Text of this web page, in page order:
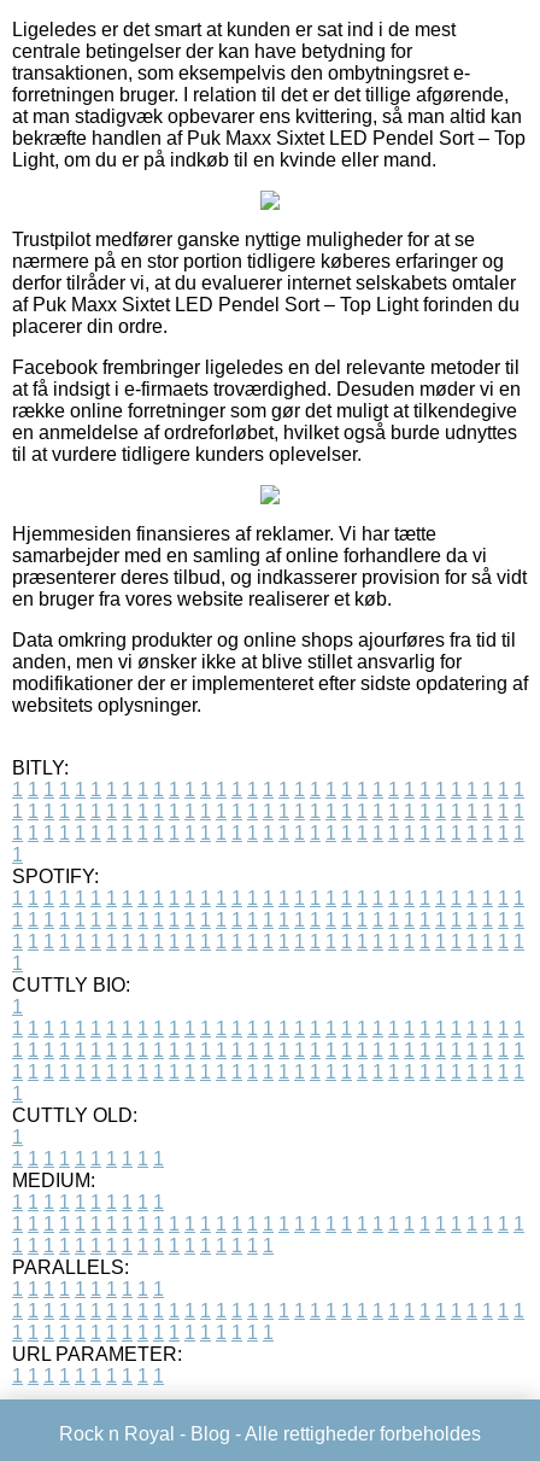
Ligeledes er det smart at kunden er sat ind i de mest
centrale betingelser der kan have betydning for
transaktionen, som eksempelvis den ombytningsret e-
forretningen bruger. I relation til det er det tillige afgørende,
at man stadigvæk opbevarer ens kvittering, så man altid kan
bekræfte handlen af Puk Maxx Sixtet LED Pendel Sort – Top
Light, om du er på indkøb til en kvinde eller mand.
Trustpilot medfører ganske nyttige muligheder for at se
nærmere på en stor portion tidligere køberes erfaringer og
derfor tilråder vi, at du evaluerer internet selskabets omtaler
af Puk Maxx Sixtet LED Pendel Sort – Top Light forinden du
placerer din ordre.
Facebook frembringer ligeledes en del relevante metoder til
at få indsigt i e-firmaets troværdighed. Desuden møder vi en
række online forretninger som gør det muligt at tilkendegive
en anmeldelse af ordreforløbet, hvilket også burde udnyttes
til at vurdere tidligere kunders oplevelser.
Hjemmesiden finansieres af reklamer. Vi har tætte
samarbejder med en samling af online forhandlere da vi
præsenterer deres tilbud, og indkasserer provision for så vidt
en bruger fra vores website realiserer et køb.
Data omkring produkter og online shops ajourføres fra tid til
anden, men vi ønsker ikke at blive stillet ansvarlig for
modifikationer der er implementeret efter sidste opdatering af
websitets oplysninger.
BITLY:
1 1 1 1 1 1 1 1 1 1 1 1 1 1 1 1 1 1 1 1 1 1 1 1 1 1 1 1 1 1 1 1 1
1 1 1 1 1 1 1 1 1 1 1 1 1 1 1 1 1 1 1 1 1 1 1 1 1 1 1 1 1 1 1 1 1
1 1 1 1 1 1 1 1 1 1 1 1 1 1 1 1 1 1 1 1 1 1 1 1 1 1 1 1 1 1 1 1 1
1
SPOTIFY:
1 1 1 1 1 1 1 1 1 1 1 1 1 1 1 1 1 1 1 1 1 1 1 1 1 1 1 1 1 1 1 1 1
1 1 1 1 1 1 1 1 1 1 1 1 1 1 1 1 1 1 1 1 1 1 1 1 1 1 1 1 1 1 1 1 1
1 1 1 1 1 1 1 1 1 1 1 1 1 1 1 1 1 1 1 1 1 1 1 1 1 1 1 1 1 1 1 1 1
1
CUTTLY BIO:
1
1 1 1 1 1 1 1 1 1 1 1 1 1 1 1 1 1 1 1 1 1 1 1 1 1 1 1 1 1 1 1 1 1
1 1 1 1 1 1 1 1 1 1 1 1 1 1 1 1 1 1 1 1 1 1 1 1 1 1 1 1 1 1 1 1 1
1 1 1 1 1 1 1 1 1 1 1 1 1 1 1 1 1 1 1 1 1 1 1 1 1 1 1 1 1 1 1 1 1
1
CUTTLY OLD:
1
1 1 1 1 1 1 1 1 1 1
MEDIUM:
1 1 1 1 1 1 1 1 1 1
1 1 1 1 1 1 1 1 1 1 1 1 1 1 1 1 1 1 1 1 1 1 1 1 1 1 1 1 1 1 1 1 1
1 1 1 1 1 1 1 1 1 1 1 1 1 1 1 1 1
PARALLELS:
1 1 1 1 1 1 1 1 1 1
1 1 1 1 1 1 1 1 1 1 1 1 1 1 1 1 1 1 1 1 1 1 1 1 1 1 1 1 1 1 1 1 1
1 1 1 1 1 1 1 1 1 1 1 1 1 1 1 1 1
URL PARAMETER:
1 1 1 1 1 1 1 1 1 1
Rock n Royal - Blog - Alle rettigheder forbeholdes